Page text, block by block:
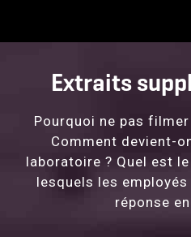
Extraits
Pourquoi ne pas
Comment devient-
laboratoire ? Quel est
lesquels les
réponse